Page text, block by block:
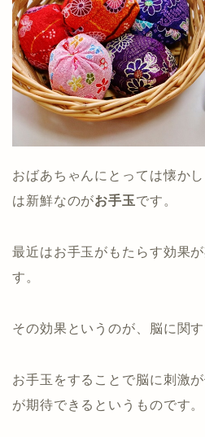
おばあちゃんにとっては懐か
は新鮮なのがお手玉です。
最近はお手玉がもたらす効果
す。
その効果というのが、脳に関す
お手玉をすることで脳に刺激
が期待できるというものです。